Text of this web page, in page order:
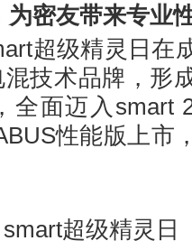
为密友带来专业
超级精灵日在
技术品牌，形
全面迈入smart
性能版上市
smart超级精灵日